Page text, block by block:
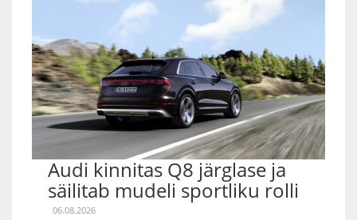
Audi kinnitas Q8 järglase ja
säilitab mudeli sportliku rolli
06.08.2026